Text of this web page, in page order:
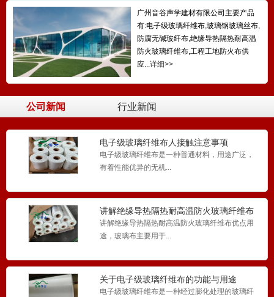
广州音谷声学建材有限公司主要产品
有:电子级玻璃纤维布,玻璃钢玻璃丝布,
防腐无碱玻纤布,绝缘导热隔热耐高温
防火玻璃纤维布,工程工地防火布供
应... 详细>>
公司新闻 行业新闻
电子级玻璃纤维布人接触注意事项
电子级玻璃纤维布是一种普通材料，用途广泛，
有着性能优异的无机...
讲解绝缘导热隔热耐高温防火玻璃纤维布
优点用途
讲解绝缘导热隔热耐高温防火玻璃纤维布优点用
途，玻璃布主要用于...
关于电子级玻璃纤维布的功能与用途
电子级玻璃纤维布是一种经过膨化处理的玻璃纤
0.05MM无碱无蜡玻纤布1080电子玻璃纤
维布树脂超薄飞
0.05MM无碱无蜡玻纤布1080电子玻璃纤维布具
有绝缘性能...
无碱无蜡电子级玻纤布7628/2116/1080玻
璃纤维布
无碱无蜡电子级玻纤布7628/2116/1080玻璃纤维
0.1mm玻纤布防腐无碱无蜡玻璃纤维布
多的优良的特点...